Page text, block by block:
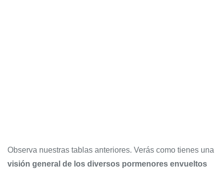
Observa nuestras tablas anteriores. Verás como tienes una
visión general de los diversos pormenores envueltos